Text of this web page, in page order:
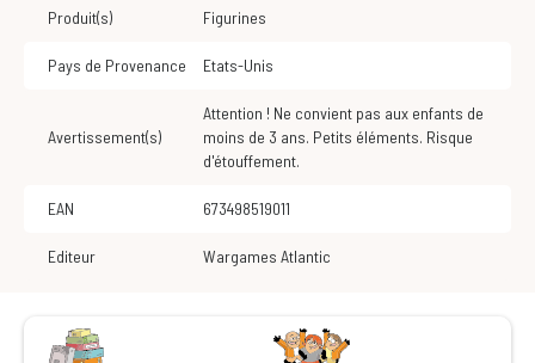
Produit(s) Figurines
Pays de Provenance Etats-Unis
Avertissement(s)
Attention ! Ne convient pas aux enfants de
moins de 3 ans. Petits éléments. Risque
d'étouffement.
EAN 673498519011
Editeur Wargames Atlantic